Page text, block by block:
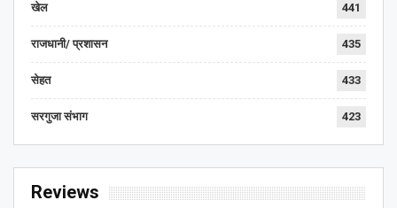
खेल 441
राजधानी/ प्रशासन 435
सेहत 433
सरगुजा संभाग 423
Reviews